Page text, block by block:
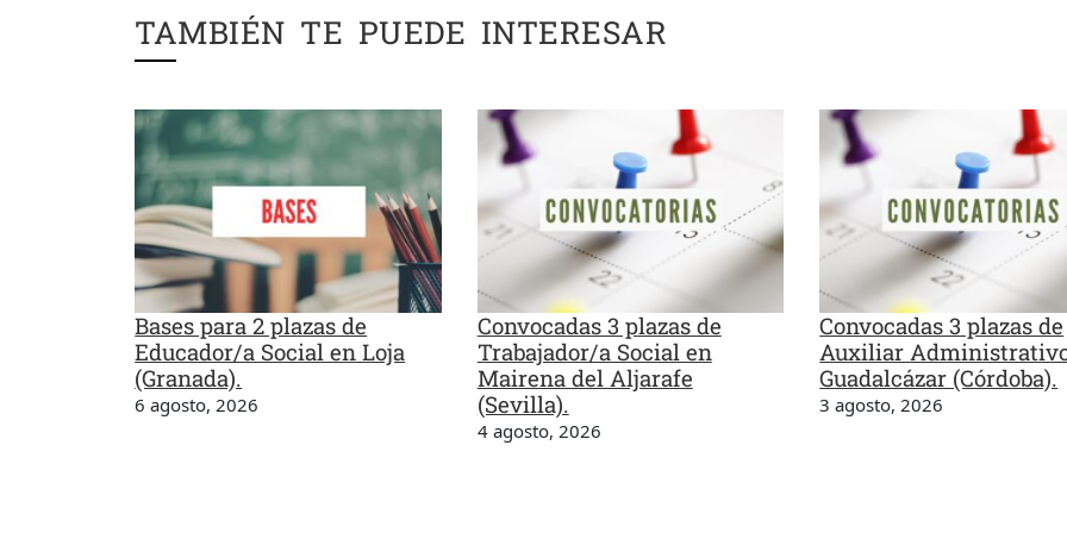
TAMBIÉN TE PUEDE INTERESAR
Bases para 2 plazas de
Educador/a Social en Loja
(Granada).
6 agosto, 2026
Convocadas 3 plazas de
Trabajador/a Social en
Mairena del Aljarafe
(Sevilla).
4 agosto, 2026
Convocadas 3 plazas de
Auxiliar
Guadalcázar (Córdoba).
3 agosto, 2026